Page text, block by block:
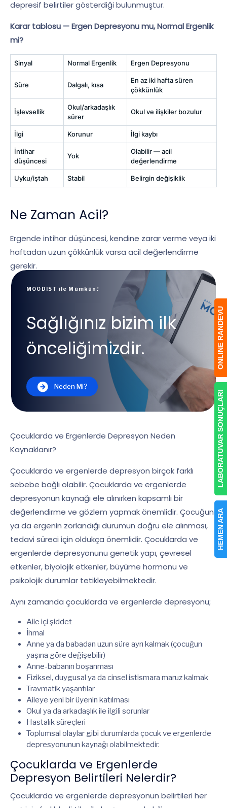
depresif belirtiler gösterdiği bulunmuştur.
Karar tablosu — Ergen Depresyonu mu, Normal Ergenlik
mi?
Sinyal Normal Ergenlik Ergen Depresyonu
Süre Dalgalı, kısa
En az iki hafta süren
çökkünlük
İşlevsellik
Okul/arkadaşlık
sürer
Okul ve ilişkiler bozulur
İlgi Korunur İlgi kaybı
İntihar
düşüncesi
Yok
Olabilir — acil
değerlendirme
Uyku/iştah Stabil Belirgin değişiklik
Ne Zaman Acil?
Ergende intihar düşüncesi, kendine zarar verme veya iki
haftadan uzun çökkünlük varsa acil değerlendirme
gerekir.
MOODIST ile Mümkün!
Sağlığınız bizim ilk
önceliğimizdir.
Neden Mi?
Çocuklarda ve Ergenlerde Depresyon Neden
Kaynaklanır?
Çocuklarda ve ergenlerde depresyon birçok farklı
sebebe bağlı olabilir. Çocuklarda ve ergenlerde
depresyonun kaynağı ele alınırken kapsamlı bir
değerlendirme ve gözlem yapmak önemlidir. Çocuğun
ya da ergenin zorlandığı durumun doğru ele alınması,
tedavi süreci için oldukça önemlidir. Çocuklarda ve
ergenlerde depresyonunu genetik yapı, çevresel
etkenler, biyolojik etkenler, büyüme hormonu ve
psikolojik durumlar tetikleyebilmektedir.
Aynı zamanda çocuklarda ve ergenlerde depresyonu;
Aile içi şiddet
İhmal
Anne ya da babadan uzun süre ayrı kalmak (çocuğun
yaşına göre değişebilir)
Anne-babanın boşanması
Fiziksel, duygusal ya da cinsel istismara maruz kalmak
Travmatik yaşantılar
Aileye yeni bir üyenin katılması
Okul ya da arkadaşlık ile ilgili sorunlar
Hastalık süreçleri
Toplumsal olaylar gibi durumlarda çocuk ve ergenlerde
depresyonunun kaynağı olabilmektedir.
Çocuklarda ve Ergenlerde
Depresyon Belirtileri Nelerdir?
Çocuklarda ve ergenlerde depresyonun belirtileri her
ONLINE RANDEVU
LABORATUVAR SONUÇLARI
HEMEN ARA